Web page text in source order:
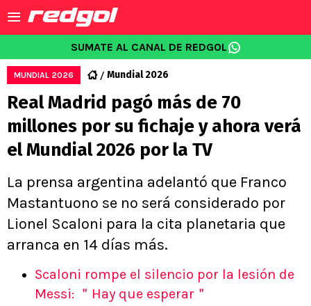
SUMATE AL CANAL DE REDGOL
MUNDIAL 2026 Mundial 2026
Real Madrid pagó más de 70
millones por su fichaje y ahora verá
el Mundial 2026 por la TV
La prensa argentina adelantó que Franco
Mastantuono se no será considerado por
Lionel Scaloni para la cita planetaria que
arranca en 14 días más.
Scaloni rompe el silencio por la lesión de
Messi: ＂Hay que esperar＂